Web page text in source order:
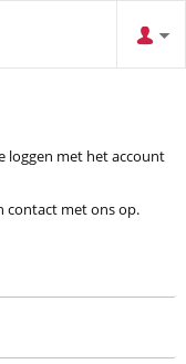
loggen met het account
contact met ons op.